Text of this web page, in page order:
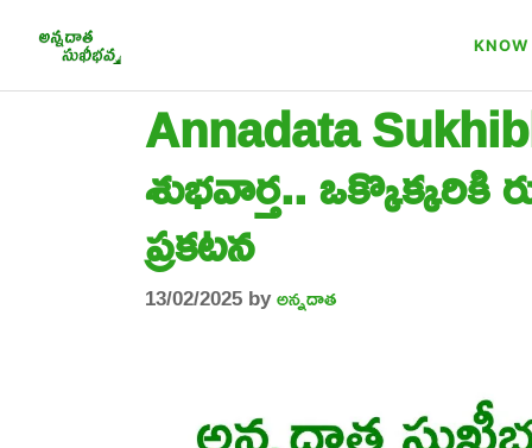
content
KNOW
Annadata
శుభవార్త.. ఒక్కొక్కరికి
ప్రకటన
13/02/2025byఅన్నదాత